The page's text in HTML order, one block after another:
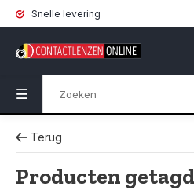
Snelle levering
Terug
Producten